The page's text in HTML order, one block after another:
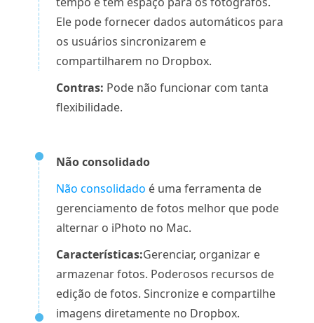
Ele pode fornecer dados automáticos para
os usuários sincronizarem e
compartilharem no Dropbox.
Contras: Pode não funcionar com tanta
flexibilidade.
Não consolidado
Não consolidado é uma ferramenta de
gerenciamento de fotos melhor que pode
alternar o iPhoto no Mac.
Características:Gerenciar, organizar e
armazenar fotos. Poderosos recursos de
edição de fotos. Sincronize e compartilhe
imagens diretamente no Dropbox.